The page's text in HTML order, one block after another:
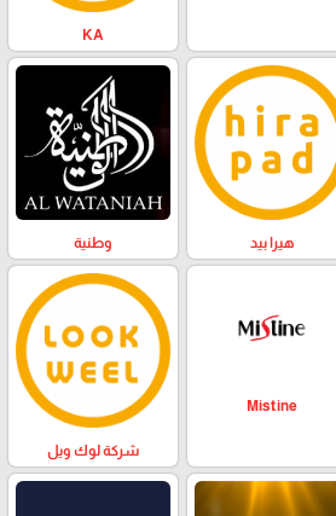
KA
هيرا بيد وطنية
Mistine
شركة لوك ويل